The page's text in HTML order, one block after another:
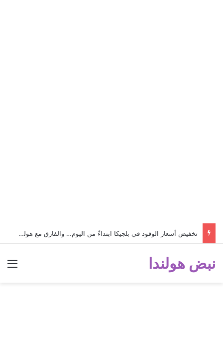
تخفيض أسعار الوقود في بلجيكا ابتداءً من اليوم… والفارق مع هولندا أصبح كبيراً جداً!
نبض هولندا